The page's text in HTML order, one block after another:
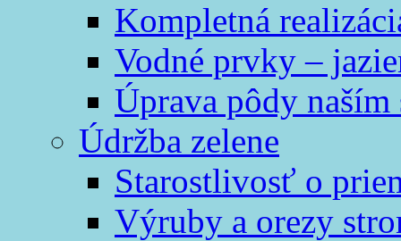
Kompletná
Vodné prvky –
Úprava pôdy
Údržba zelene
Starostlivosť o
Výruby a orezy